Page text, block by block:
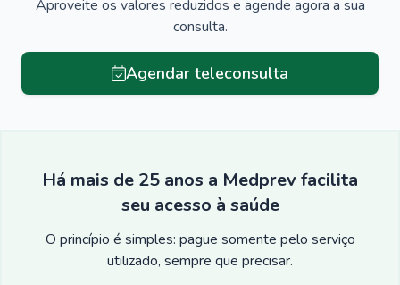
Aproveite os valores reduzidos e agende agora a sua
consulta.
Agendar teleconsulta
Há mais de 25 anos a Medprev facilita
seu acesso à saúde
O princípio é simples: pague somente pelo serviço
utilizado, sempre que precisar.